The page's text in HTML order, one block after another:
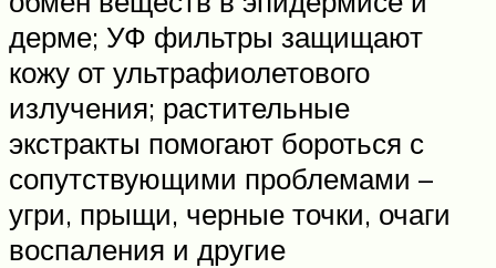
дерме; УФ фильтры защищают
кожу от ультрафиолетового
излучения; растительные
экстракты помогают бороться с
сопутствующими проблемами –
угри, прыщи, черные точки, очаги
воспаления и другие